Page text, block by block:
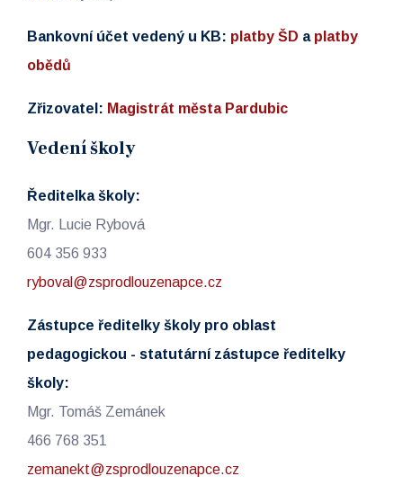
Bankovní účet vedený u KB: platby ŠD a platby
obědů
Zřizovatel: Magistrát města Pardubic
Vedení školy
Ředitelka školy:
Mgr. Lucie Rybová
604 356 933
ryboval@zsprodlouzenapce.cz
Zástupce ředitelky školy pro oblast
pedagogickou - statutární zástupce ředitelky
školy:
Mgr. Tomáš Zemánek
466 768 351
zemanekt@zsprodlouzenapce.cz